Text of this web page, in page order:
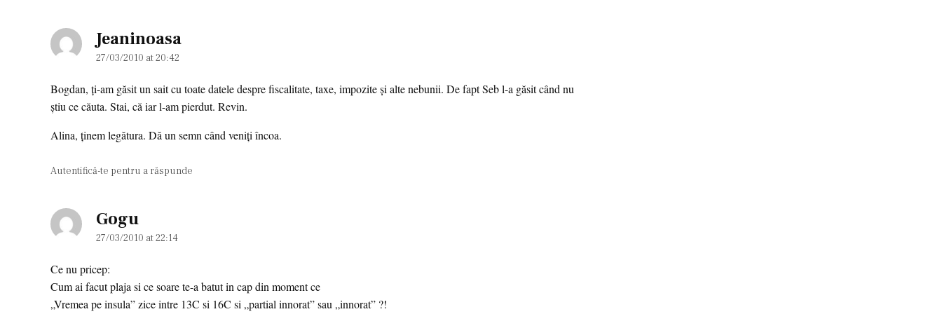
Jeaninoasasays:
27/03/2010 at 20:42
Bogdan, ţi-am găsit un sait cu toate datele despre fiscalitate, taxe, impozite şi alte nebunii. De fapt Seb l-a găsit când nu
ştiu ce căuta. Stai, că iar l-am pierdut. Revin.
Alina, ţinem legătura. Dă un semn când veniţi încoa.
Autentifică-te pentru a răspunde
Gogu
27/03/2010 at 22:14
Ce nu pricep:
Cum ai facut plaja si ce soare te-a batut in cap din moment ce
„Vremea pe insula” zice intre 13C si 16C si „partial innorat” sau „innorat” ?!